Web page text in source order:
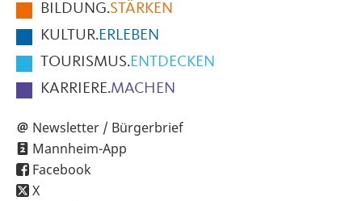
SeiteBILDUNG.STÄRKEN
KULTUR.ERLEBEN
TOURISMUS.ENTDECKEN
KARRIERE.MACHEN
Newsletter / Bürgerbrief
Mannheim-App
Facebook
X